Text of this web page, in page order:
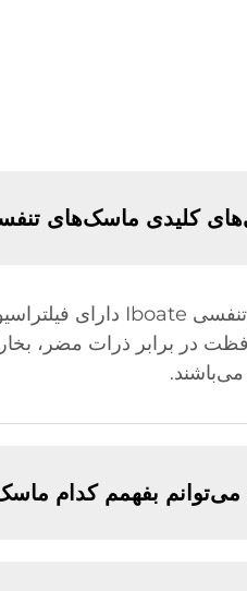
کلیدی ماسک‌های
در برابر ذرات مضر،
می‌توانم بفهمم کدام